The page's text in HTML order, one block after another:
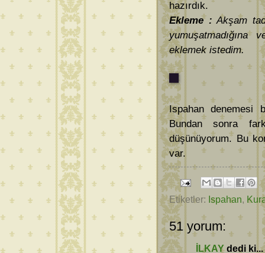
hazırdık.
Ekleme : Akşam
eklemek istedim.
Ispahan
Bundan sonra
düşünüyorum. Bu
var.
Etiketler: Ispahan,
51 yorum:
İLKAYdedi ki...